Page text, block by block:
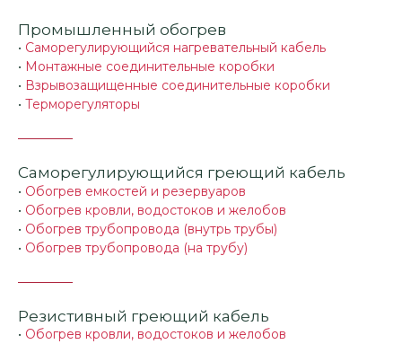
Промышленный обогрев
• Саморегулирующийся нагревательный кабель
• Монтажные соединительные коробки
• Взрывозащищенные соединительные коробки
• Терморегуляторы
Саморегулирующийся греющий кабель
• Обогрев емкостей и резервуаров
• Обогрев кровли, водостоков и желобов
• Обогрев трубопровода (внутрь трубы)
• Обогрев трубопровода (на трубу)
Резистивный греющий кабель
• Обогрев кровли, водостоков и желобов